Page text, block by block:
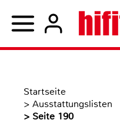
Startseite
> Ausstattungslisten
> Seite 190